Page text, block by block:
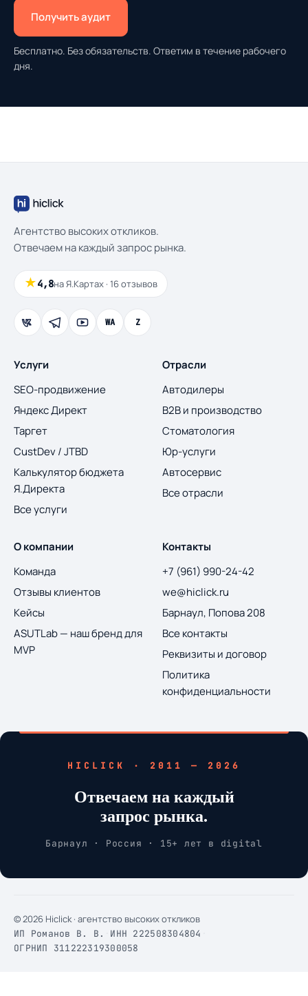
Получить аудит
Бесплатно. Без обязательств. Ответим в течение рабочего
дня.
Агентство высоких откликов.
Отвечаем на каждый запрос рынка.
★4,8на Я.Картах · 16 отзывов
WA Z
Услуги
SEO-продвижение
Яндекс Директ
Таргет
CustDev / JTBD
Калькулятор бюджета
Я.Директа
Все услуги
Отрасли
Автодилеры
B2B и производство
Стоматология
Юр-услуги
Автосервис
Все отрасли
О компании
Команда
Отзывы клиентов
Кейсы
ASUTLab — наш бренд для
MVP
Контакты
+7 (961) 990-24-42
we@hiclick.ru
Барнаул, Попова 208
Все контакты
Реквизиты и договор
Политика
конфиденциальности
HICLICK · 2011 — 2026
Отвечаем на каждый
запрос рынка.
Барнаул · Россия · 15+ лет в digital
© 2026 Hiclick · агентство высоких откликов
ИП Романов В. В. ИНН 222508304804
ОГРНИП 311222319300058